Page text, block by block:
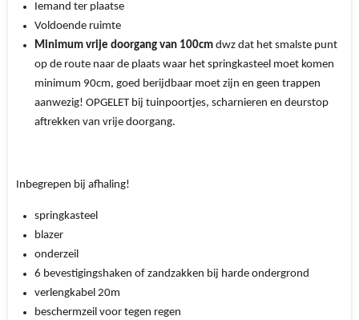
Iemand ter plaatse
Voldoende ruimte
Minimum vrije doorgang van 100cm dwz dat het smalste punt
op de route naar de plaats waar het springkasteel moet komen
minimum 90cm, goed berijdbaar moet zijn en geen trappen
aanwezig! OPGELET bij tuinpoortjes, scharnieren en deurstop
aftrekken van vrije doorgang.
Inbegrepen bij afhaling!
springkasteel
blazer
onderzeil
6 bevestigingshaken of zandzakken bij harde ondergrond
verlengkabel 20m
beschermzeil voor tegen regen